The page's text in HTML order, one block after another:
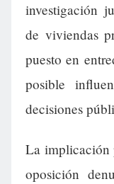
investigación
de viviendas
puesto en
posible
decisiones
La implicación
oposición